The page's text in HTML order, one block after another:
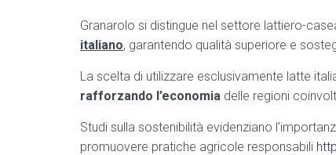
Granarolo si distingue nel settore lattiero-
italiano, garantendo qualità superiore e
La scelta di utilizzare esclusivamente latte
rafforzando l’economia delle regioni
Studi sulla sostenibilità evidenziano
promuovere pratiche agricole responsabili